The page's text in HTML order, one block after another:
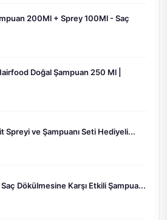
200Ml + Sprey 100Ml - Saç
Doğal Şampuan 250 Ml |
Spreyi ve Şampuanı Seti Hediyeli...
Dökülmesine Karşı Etkili Şampua...